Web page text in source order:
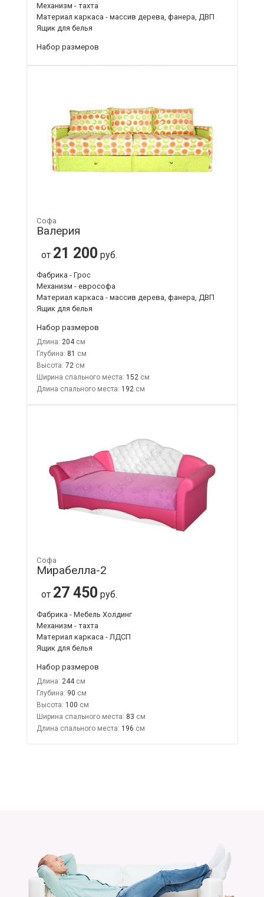
Механизм - тахта
Материал каркаса - массив дерева, фанера, ДВП
Ящик для белья
Набор размеров
Софа
Валерия
от 21 200 руб.
Фабрика - Грос
Механизм - еврософа
Материал каркаса - массив дерева, фанера, ДВП
Ящик для белья
Набор размеров
Длина: 204
Глубина: 81
Высота: 72
Ширина спального места: 152
Длина спального места: 192
Софа
Мирабелла-2
от 27 450 руб.
Фабрика - Мебель Холдинг
Механизм - тахта
Материал каркаса - ЛДСП
Ящик для белья
Набор размеров
Длина: 244
Глубина: 90
Высота: 100
Ширина спального места: 83
Длина спального места: 196